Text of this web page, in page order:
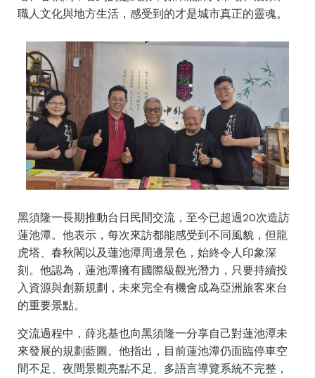
職人文化與地方生活，感受到的才是城市真正的靈魂。
黑須隆一長期推動台日民間交流，至今已超過20次造訪
蓮池潭。他表示，每次來訪都能感受到不同風貌，但龍
虎塔、春秋閣以及蓮池潭周邊景色，始終令人印象深
刻。他認為，蓮池潭擁有國際級觀光潛力，只要持續投
入資源與創新規劃，未來完全有機會成為亞洲旅客來台
的重要景點。
交流過程中，薛兆基也向黑須隆一分享自己對蓮池潭未
來發展的規劃藍圖。他指出，目前蓮池潭仍面臨停車空
間不足、夜間景觀亮點不足、多語言導覽系統不完整，